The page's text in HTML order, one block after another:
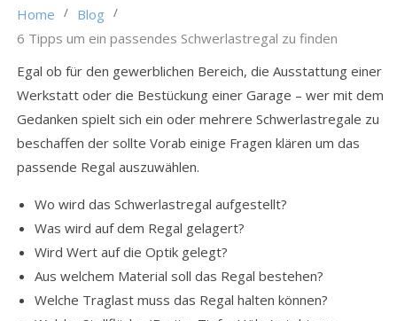
Home / Blog /
6 Tipps um ein passendes Schwerlastregal zu finden
Egal ob für den gewerblichen Bereich, die Ausstattung einer
Werkstatt oder die Bestückung einer Garage – wer mit dem
Gedanken spielt sich ein oder mehrere Schwerlastregale zu
beschaffen der sollte Vorab einige Fragen klären um das
passende Regal auszuwählen.
Wo wird das Schwerlastregal aufgestellt?
Was wird auf dem Regal gelagert?
Wird Wert auf die Optik gelegt?
Aus welchem Material soll das Regal bestehen?
Welche Traglast muss das Regal halten können?